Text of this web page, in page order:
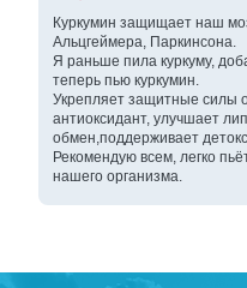
Куркумин защищает наш
Альцгеймера, Паркинсона.
Я раньше пила куркуму,
теперь пью куркумин.
Укрепляет защитные силы
антиоксидант, улучшает
обмен,поддерживает
Рекомендую всем, легко
нашего организма.